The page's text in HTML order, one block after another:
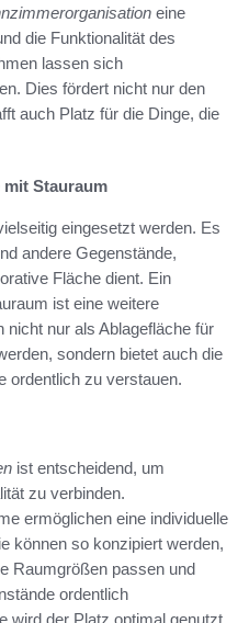
eine
die Funktionalität des
lassen sich
Dies fördert nicht nur den
auch Platz für die Dinge, die
Stauraum
eingesetzt werden. Es
andere Gegenstände,
Fläche dient. Ein
ist eine weitere
nur als Ablagefläche für
sondern bietet auch die
ordentlich zu verstauen.
ist entscheidend, um
zu verbinden.
ermöglichen eine individuelle
können so konzipiert werden,
Raumgrößen passen und
ordentlich
wird der Platz optimal genutzt